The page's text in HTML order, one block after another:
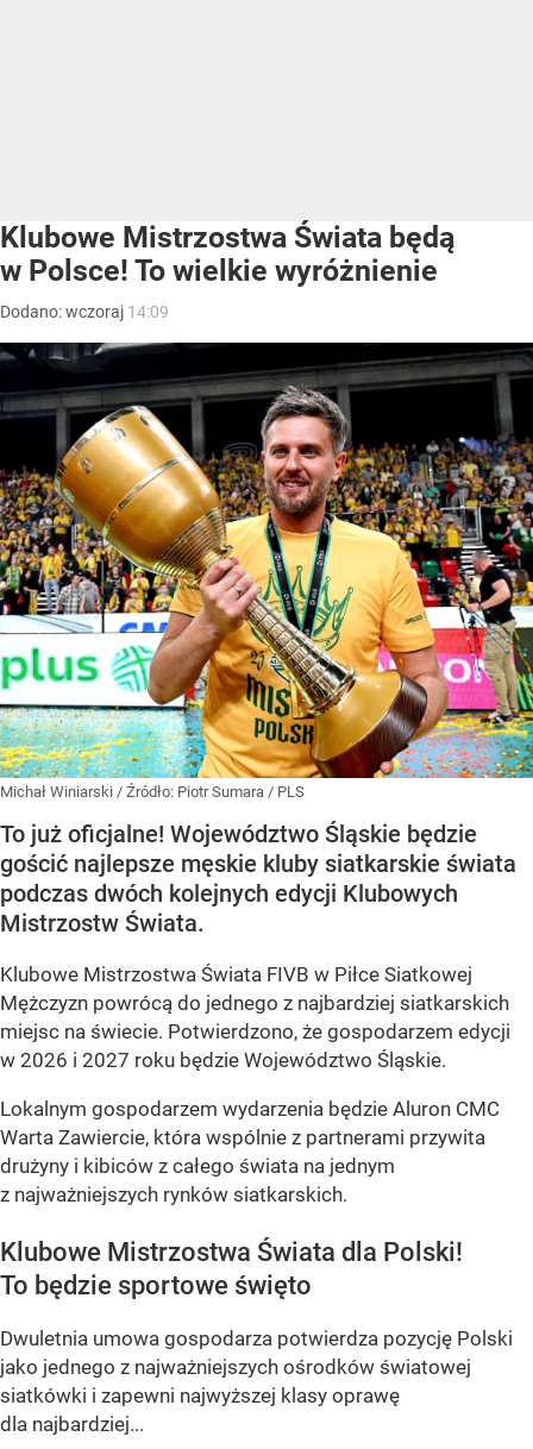
Klubowe Mistrzostwa Świata będą
w Polsce! To wielkie wyróżnienie
Dodano:wczoraj 14:09
Michał Winiarski / Źródło: Piotr Sumara / PLS
To już oficjalne! Województwo Śląskie będzie
gościć najlepsze męskie kluby siatkarskie świata
podczas dwóch kolejnych edycji Klubowych
Mistrzostw Świata.
Klubowe Mistrzostwa Świata FIVB w Piłce Siatkowej
Mężczyzn powrócą do jednego z najbardziej siatkarskich
miejsc na świecie. Potwierdzono, że gospodarzem edycji
w 2026 i 2027 roku będzie Województwo Śląskie.
Lokalnym gospodarzem wydarzenia będzie Aluron CMC
Warta Zawiercie, która wspólnie z partnerami przywita
drużyny i kibiców z całego świata na jednym
z najważniejszych rynków siatkarskich.
Klubowe Mistrzostwa Świata dla Polski!
To będzie sportowe święto
Dwuletnia umowa gospodarza potwierdza pozycję Polski
jako jednego z najważniejszych ośrodków światowej
siatkówki i zapewni najwyższej klasy oprawę
dla najbardziej...